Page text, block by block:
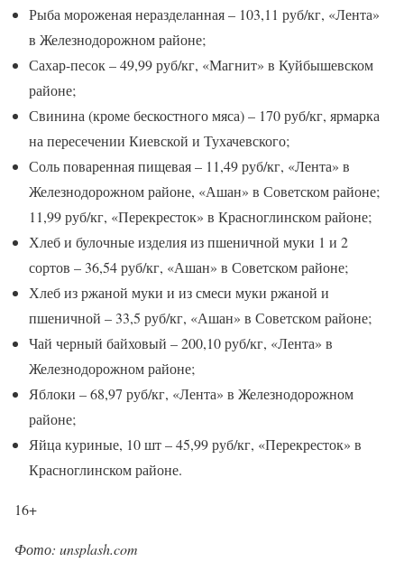
Рыба мороженая неразделанная – 103,11 руб/кг, «Лента»
в Железнодорожном районе;
Сахар-песок – 49,99 руб/кг, «Магнит» в Куйбышевском
районе;
Свинина (кроме бескостного мяса) – 170 руб/кг, ярмарка
на пересечении Киевской и Тухачевского;
Соль поваренная пищевая – 11,49 руб/кг, «Лента» в
Железнодорожном районе, «Ашан» в Советском районе;
11,99 руб/кг, «Перекресток» в Красноглинском районе;
Хлеб и булочные изделия из пшеничной муки 1 и 2
сортов – 36,54 руб/кг, «Ашан» в Советском районе;
Хлеб из ржаной муки и из смеси муки ржаной и
пшеничной – 33,5 руб/кг, «Ашан» в Советском районе;
Чай черный байховый – 200,10 руб/кг, «Лента» в
Железнодорожном районе;
Яблоки – 68,97 руб/кг, «Лента» в Железнодорожном
районе;
Яйца куриные, 10 шт – 45,99 руб/кг, «Перекресток» в
Красноглинском районе.
16+
Фото: unsplash.com